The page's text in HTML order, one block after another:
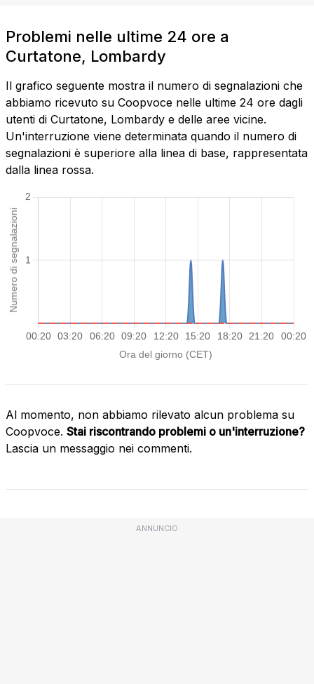
Problemi nelle ultime 24 ore a
Curtatone, Lombardy
Il grafico seguente mostra il numero di segnalazioni che
abbiamo ricevuto su Coopvoce nelle ultime 24 ore dagli
utenti di Curtatone, Lombardy e delle aree vicine.
Un'interruzione viene determinata quando il numero di
segnalazioni è superiore alla linea di base, rappresentata
dalla linea rossa.
Al momento, non abbiamo rilevato alcun problema su
Coopvoce. Stai riscontrando problemi o un'interruzione?
Lascia un messaggio nei commenti.
ANNUNCIO